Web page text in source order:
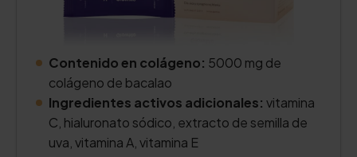
Contenido en colágeno: 5000 mg de
colágeno de bacalao
Ingredientes activos adicionales: vitamina
C, hialuronato sódico, extracto de semilla de
uva, vitamina A, vitamina E